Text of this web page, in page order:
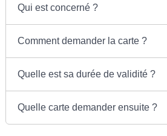
Qui est concerné ?
Comment demander la carte ?
Quelle est sa durée de validité ?
Quelle carte demander ensuite ?